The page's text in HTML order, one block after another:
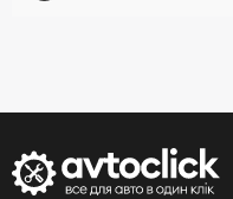
зателефонує менеджер
Третій варіант -